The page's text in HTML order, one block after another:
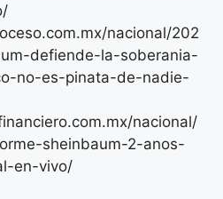
nacional/202
defiende-la-soberania-
no-es-pinata-de-nadie-
nacional/
sheinbaum-2-anos-
en-vivo/